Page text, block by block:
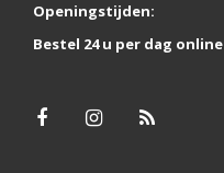
Openingstijden:
Bestel 24 u per dag online